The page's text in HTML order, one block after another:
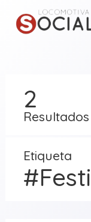
2
Resultados
Etiqueta